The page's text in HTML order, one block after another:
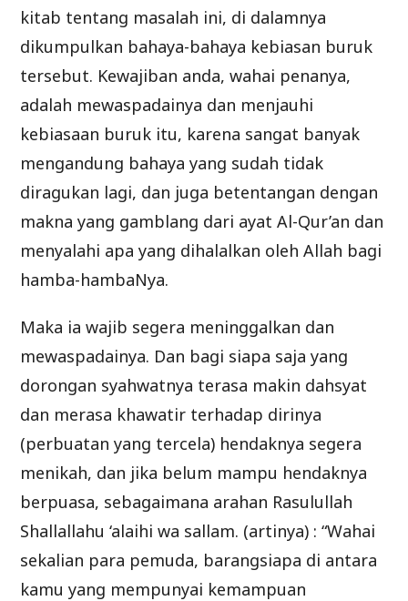
kitab tentang masalah ini, di dalamnya
dikumpulkan bahaya-bahaya kebiasan buruk
tersebut. Kewajiban anda, wahai penanya,
adalah mewaspadainya dan menjauhi
kebiasaan buruk itu, karena sangat banyak
mengandung bahaya yang sudah tidak
diragukan lagi, dan juga betentangan dengan
makna yang gamblang dari ayat Al-Qur’an dan
menyalahi apa yang dihalalkan oleh Allah bagi
hamba-hambaNya.
Maka ia wajib segera meninggalkan dan
mewaspadainya. Dan bagi siapa saja yang
dorongan syahwatnya terasa makin dahsyat
dan merasa khawatir terhadap dirinya
(perbuatan yang tercela) hendaknya segera
menikah, dan jika belum mampu hendaknya
berpuasa, sebagaimana arahan Rasulullah
Shallallahu ‘alaihi wa sallam. (artinya) : “Wahai
sekalian para pemuda, barangsiapa di antara
kamu yang mempunyai kemampuan